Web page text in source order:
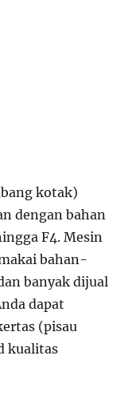
kotak)
dengan bahan
F4. Mesin
bahan-
banyak dijual
dapat
(pisau
kualitas